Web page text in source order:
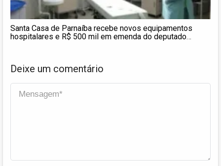
Santa Casa de Parnaíba recebe novos equipamentos
hospitalares e R$ 500 mil em emenda do deputado
Deixe um comentário